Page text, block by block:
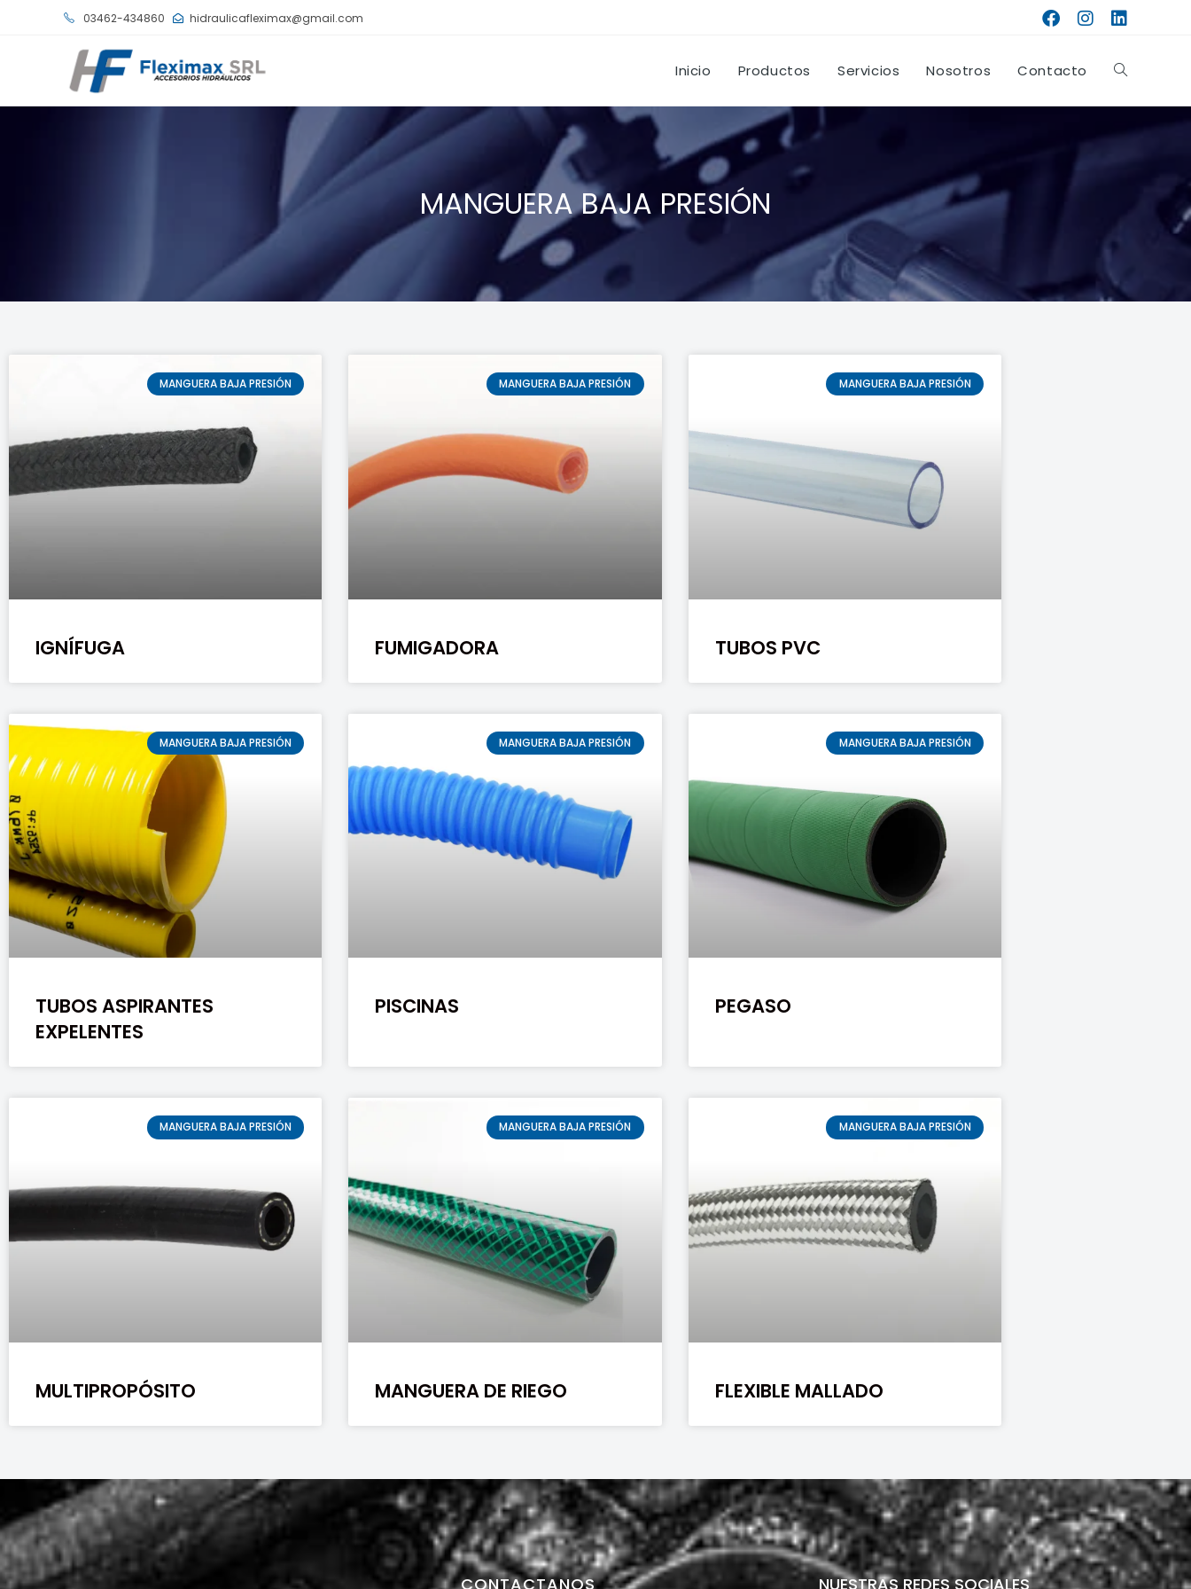
03462-434860 hidraulicafleximax@gmail.com
Inicio Productos Servicios Nosotros Contacto
MANGUERA BAJA PRESIÓN
MANGUERA BAJA PRESIÓN
IGNÍFUGA
MANGUERA BAJA PRESIÓN
FUMIGADORA
MANGUERA BAJA PRESIÓN
TUBOS PVC
MANGUERA BAJA PRESIÓN
TUBOS ASPIRANTES
EXPELENTES
MANGUERA BAJA PRESIÓN
PISCINAS
MANGUERA BAJA PRESIÓN
PEGASO
MANGUERA BAJA PRESIÓN
MULTIPROPÓSITO
MANGUERA BAJA PRESIÓN
MANGUERA DE RIEGO
MANGUERA BAJA PRESIÓN
FLEXIBLE MALLADO
CONTACTANOS NUESTRAS REDES SOCIALES